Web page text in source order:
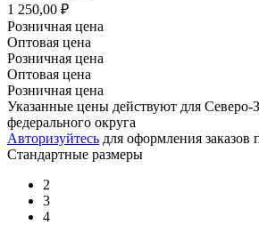
1 250,00 ₽
Розничная цена
Оптовая цена
Розничная цена
Оптовая цена
Розничная цена
Указанные цены действуют для Северо-
федерального округа
Авторизуйтесь для оформления
Стандартные размеры
2
3
4